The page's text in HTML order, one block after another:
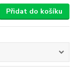
Přidat do košíku